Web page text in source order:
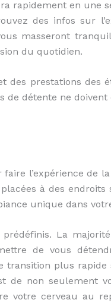
rapidement en une
des infos sur
masseront
du quotidien.
des prestations des
de détente ne
l’expérience de
à des endroits
unique dans
prédéfinis. La
de vous
plus rapide
de non seulement
votre cerveau au